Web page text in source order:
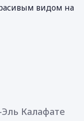
видом на
Калафате